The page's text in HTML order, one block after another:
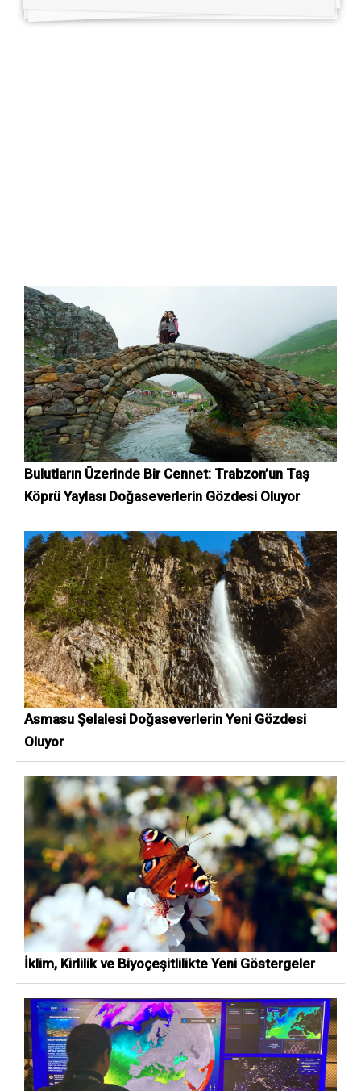
Bulutların Üzerinde Bir Cennet: Trabzon’un Taş
Köprü Yaylası Doğaseverlerin Gözdesi Oluyor
Asmasu Şelalesi Doğaseverlerin Yeni Gözdesi
Oluyor
İklim, Kirlilik ve Biyoçeşitlilikte Yeni Göstergeler